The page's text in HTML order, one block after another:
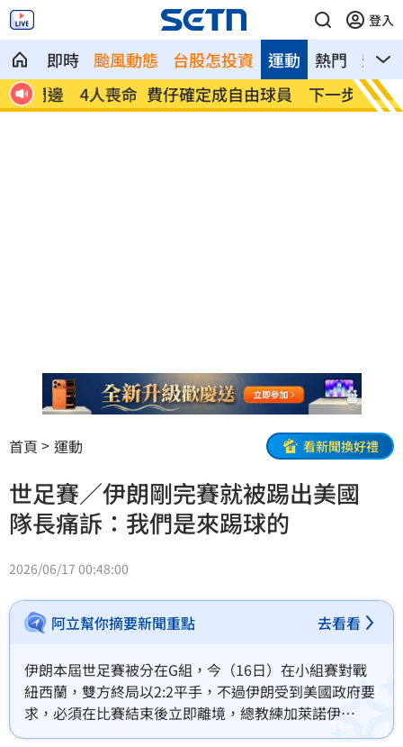
登入
即時 颱風動態 台股怎投資 熱門 影音
運動
命 費仔確定成自由球員 下一步動向引人關
注
米蘭
動
首頁 運動 看新聞換好禮
世足賽／伊朗剛完賽就被踢出美國
隊長痛訴：我們是來踢球的
2026/06/17 00:48:00
阿立幫你摘要新聞重點 去看看
伊朗本屆世足賽被分在G組，今（16日）在小組賽對戰
紐西蘭，雙方終局以2:2平手，不過伊朗受到美國政府要
求，必須在比賽結束後立即離境，總教練加萊諾伊
（Amir Ghalenoei）和隊長塔雷米（Mehdi Taremi）出